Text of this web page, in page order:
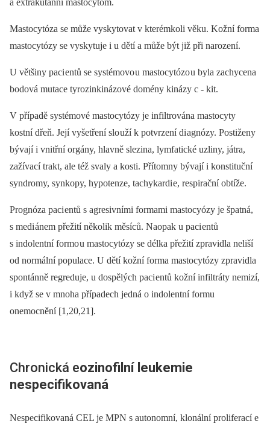
a extrakutánní mastocytom.
Mastocytóza se může vyskytovat v kterémkoli věku. Kožní forma
mastocytózy se vyskytuje i u dětí a může být již při narození.
U většiny paci entů se sy­stémovo u mastocytózo u byla zachycena
bodová mutace tyrozinkinázové domény kinázy c -⁠ kit.
V případě sy­stémové mastocytózy je infiltrována mastocyty
kostní dřeň. Její vyšetření slo uží k potvrzení di agnózy. Postiženy
bývají i vnitřní orgány, hlavně slezina, lymfatické uzliny, játra,
zažívací trakt, ale též svaly a kosti. Přítomny bývají i konstituční
syndromy, synkopy, hypotenze, tachykardi e, respirační obtíže.
Prognóza paci entů s agresivními formami mastocyózy je špatná,
s medi ánem přežití několik měsíců. Naopak u paci entů
s indolentní formo u mastocytózy se délka přežití zpravidla neliší
od normální populace. U dětí kožní forma mastocytózy zpravidla
spontánně regreduje, u dospělých paci entů kožní infiltráty nemizí,
i když se v mnoha případech jedná o indolentní formu
onemocnění [1,20,21].
Chronická eozinofilní leukemie
nespecifikovaná
Nespecifikovaná CEL je MPN s autonomní, klonální proliferací e